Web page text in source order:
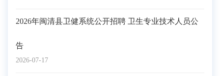
2026-07-17
2026年闽清县卫健系统公开招聘 卫生专业技术人员公
告